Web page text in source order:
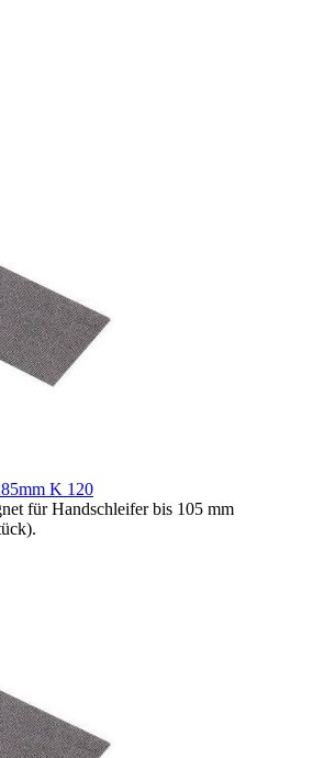
K 120
für Handschleifer bis 105 mm